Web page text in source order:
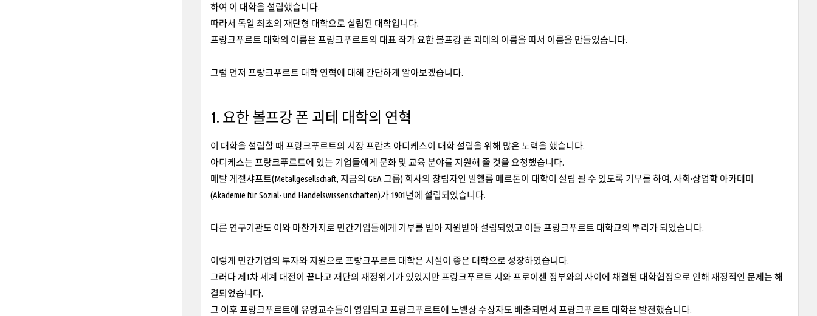
하여 이 대학을 설립했습니다.
따라서 독일 최초의 재단형 대학으로 설립된 대학입니다.
프랑크푸르트 대학의 이름은 프랑크푸르트의 대표 작가 요한 볼프강 폰 괴테의 이름을 따서 이름을 만들었습니다.
그럼 먼저 프랑크푸르트 대학 연혁에 대해 간단하게 알아보겠습니다.
1. 요한 볼프강 폰 괴테 대학의 연혁
이 대학을 설립할 때 프랑크푸르트의 시장 프란츠 아디케스이 대학 설립을 위해 많은 노력을 했습니다.
아디케스는 프랑크푸르트에 있는 기업들에게 문화 및 교육 분야를 지원해 줄 것을 요청했습니다.
메탈 게젤샤프트(Metallgesellschaft, 지금의 GEA 그룹) 회사의 창립자인 빌헬름 메르톤이 대학이 설립 될 수 있도록 기부를 하여, 사회·상업학 아카데미
(Akademie für Sozial- und Handelswissenschaften)가 1901년에 설립되었습니다.
다른 연구기관도 이와 마찬가지로 민간기업들에게 기부를 받아 지원받아 설립되었고 이들 프랑크푸르트 대학교의 뿌리가 되었습니다.
이렇게 민간기업의 투자와 지원으로 프랑크푸르트 대학은 시설이 좋은 대학으로 성장하였습니다.
그러다 제1차 세계 대전이 끝나고 재단의 재정위기가 있었지만 프랑크푸르트 시와 프로이센 정부와의 사이에 채결된 대학협정으로 인해 재정적인 문제는 해
결되었습니다.
그 이후 프랑크푸르트에 유명교수들이 영입되고 프랑크푸르트에 노벨상 수상자도 배출되면서 프랑크푸르트 대학은 발전했습니다.